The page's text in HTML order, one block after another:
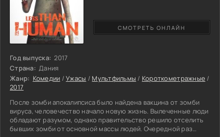
Год выпуска: 2017
Страна: Дания
Жанр: Комедии /Ужасы / Мультфильмы / Короткометражные /
2017
После зомби апокалипсиса было найдена вакцина от зомби
вируса, человечество начало новую жизнь. Вылеченные люди
обладают разумом, однако правительство решило отселить
бывших зомби от основной массы людей. Очередной раз
СМОТРЕТЬ ОНЛАЙН